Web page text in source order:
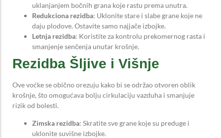
uklanjanjem bočnih grana koje rastu prema unutra.
Redukciona rezidba: Uklonite stare i slabe grane koje ne
daju plodove. Ostavite samo najjače izbojke.
Letnja rezidba: Koristite za kontrolu prekomernog rasta i
smanjenje senčenja unutar krošnje.
Rezidba Šljive i Višnje
Ove voćke se obično orezuju kako bi se održao otvoren oblik
krošnje, što omogućava bolju cirkulaciju vazduha i smanjuje
rizik od bolesti.
Zimska rezidba: Skratite sve grane koje su preduge i
uklonite suvišne izbojke.